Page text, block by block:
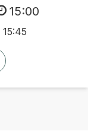
15:00
15:45